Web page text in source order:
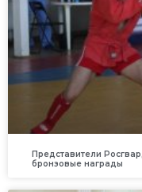
Представители
бронзовые награды